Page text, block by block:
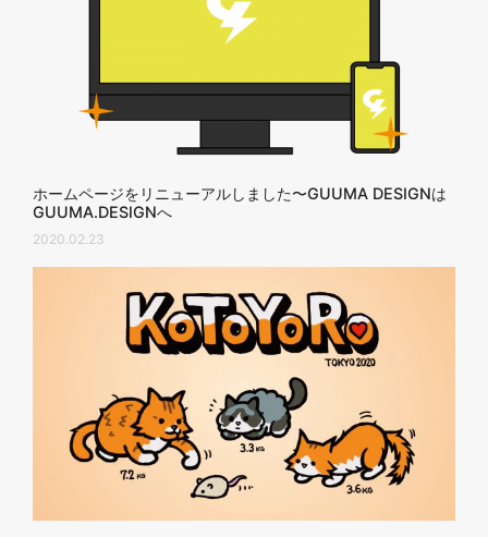
ホームページをリニューアルしました〜GUUMA DESIGNは
GUUMA.DESIGNへ
2020.02.23